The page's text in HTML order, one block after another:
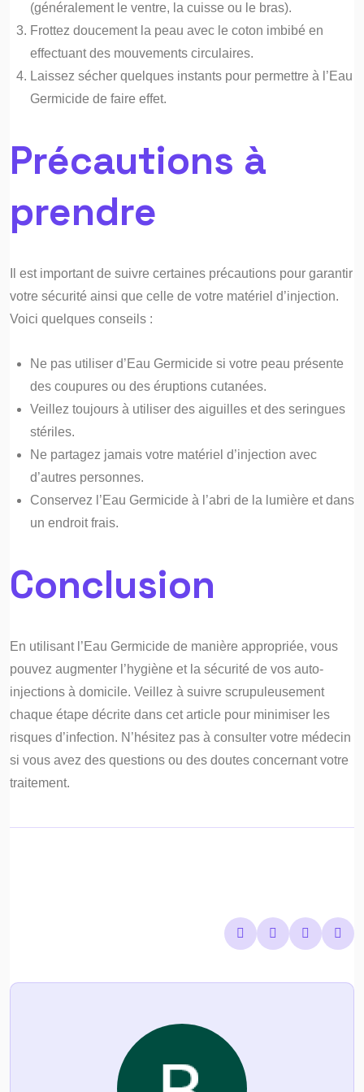
(généralement le ventre, la cuisse ou le bras).
Frottez doucement la peau avec le coton imbibé en
effectuant des mouvements circulaires.
Laissez sécher quelques instants pour permettre à l’Eau
Germicide de faire effet.
Précautions à
prendre
Il est important de suivre certaines précautions pour garantir
votre sécurité ainsi que celle de votre matériel d’injection.
Voici quelques conseils :
Ne pas utiliser d’Eau Germicide si votre peau présente
des coupures ou des éruptions cutanées.
Veillez toujours à utiliser des aiguilles et des seringues
stériles.
Ne partagez jamais votre matériel d’injection avec
d’autres personnes.
Conservez l’Eau Germicide à l’abri de la lumière et dans
un endroit frais.
Conclusion
En utilisant l’Eau Germicide de manière appropriée, vous
pouvez augmenter l’hygiène et la sécurité de vos auto-
injections à domicile. Veillez à suivre scrupuleusement
chaque étape décrite dans cet article pour minimiser les
risques d’infection. N’hésitez pas à consulter votre médecin
si vous avez des questions ou des doutes concernant votre
traitement.